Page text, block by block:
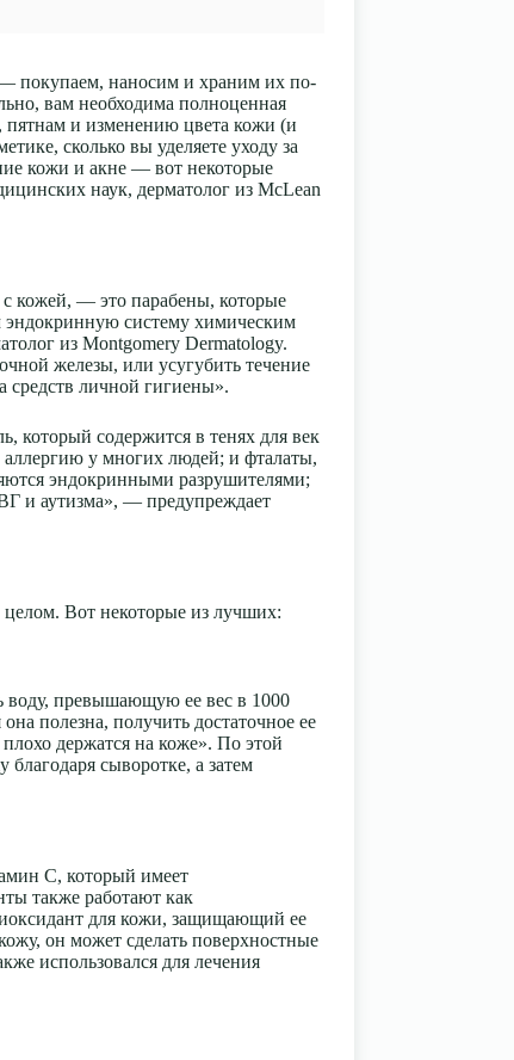
покупаем, наносим и храним их по-
вам необходима полноценная
и изменению цвета кожи (и
сколько вы уделяете уходу за
кожи и акне — вот некоторые
наук, дерматолог из McLean
кожей, — это парабены, которые
эндокринную систему химическим
из Montgomery Dermatology.
железы, или усугубить течение
средств личной гигиены».
который содержится в тенях для век
аллергию у многих людей; и фталаты,
эндокринными разрушителями;
и аутизма», — предупреждает
целом. Вот некоторые из лучших:
воду, превышающую ее вес в 1000
полезна, получить достаточное ее
держатся на коже». По этой
сыворотке, а затем
С, который имеет
также работают как
для кожи, защищающий ее
он может сделать поверхностные
использовался для лечения